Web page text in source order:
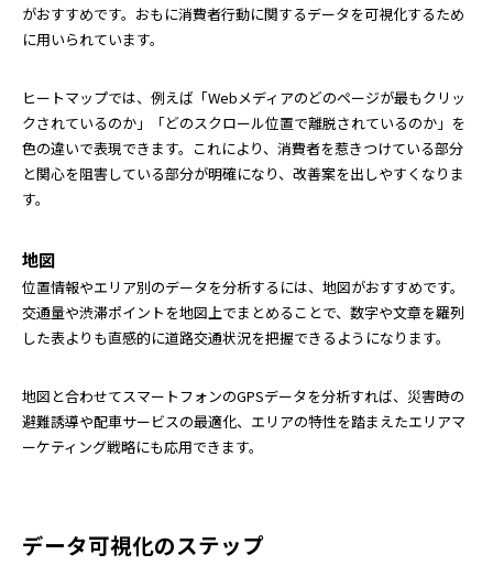
がおすすめです。おもに消費者行動に関するデータを可視化するため
に用いられています。
ヒートマップでは、例えば「Webメディアのどのページが最もクリッ
クされているのか」「どのスクロール位置で離脱されているのか」を
色の違いで表現できます。これにより、消費者を惹きつけている部分
と関心を阻害している部分が明確になり、改善案を出しやすくなりま
す。
地図
位置情報やエリア別のデータを分析するには、地図がおすすめです。
交通量や渋滞ポイントを地図上でまとめることで、数字や文章を羅列
した表よりも直感的に道路交通状況を把握できるようになります。
地図と合わせてスマートフォンのGPSデータを分析すれば、災害時の
避難誘導や配車サービスの最適化、エリアの特性を踏まえたエリアマ
ーケティング戦略にも応用できます。
データ可視化のステップ